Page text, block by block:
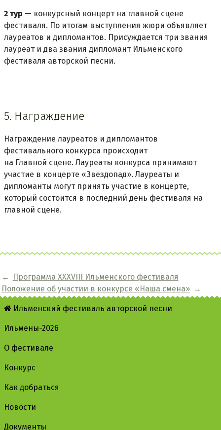
2 тур — конкурсный концерт на главной сцене
фестиваля. По итогам выступления жюри объявляет
лауреатов и дипломантов. Присуждается три звания
лауреат и два звания дипломант Ильменского
фестиваля авторской песни.
5. Награждение
Награждение лауреатов и дипломантов
фестивального конкурса происходит
на Главной сцене. Лауреаты конкурса принимают
участие в концерте «Звездопад». Лауреаты и
дипломанты могут принять участие в концерте,
который состоится в последний день фестиваля на
главной сцене.
←
Программа XXXVIII Ильменского фестиваля
Положение об участии в конкурсе «Наша смена» →
Ильменский фестиваль авторской песни
Ильмены-2026
О фестивале
Конкурс
Как добраться
Новости
Документы